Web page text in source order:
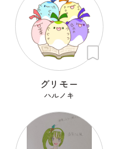
グリモー
ハルノキ